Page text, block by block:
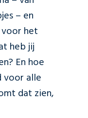
– en
het
heb jij
En hoe
voor alle
dat zien,